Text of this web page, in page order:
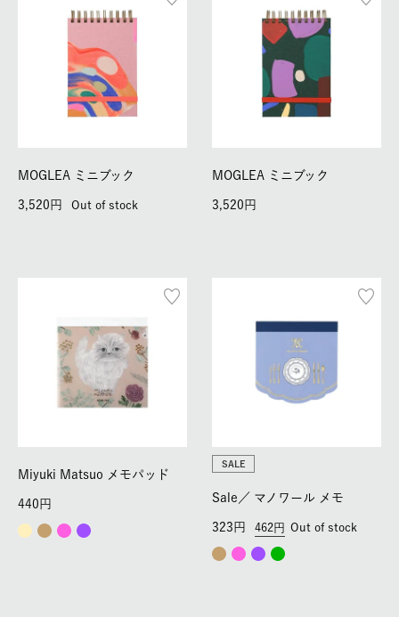
MOGLEA ミニブック
3,520 Out of stock
MOGLEA ミニブック
3,520
Miyuki Matsuo メモパッド
440
SALE
Sale／ マノワール メモ
462
323 Out of stock